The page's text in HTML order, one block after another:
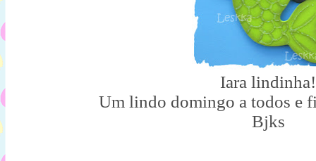
Iara lindinha!
Um lindo domingo a todos e
Bjks